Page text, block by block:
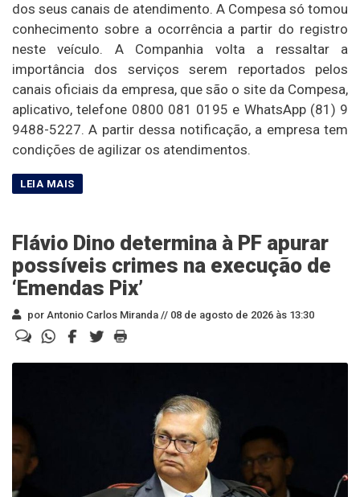
dos seus canais de atendimento. A Compesa só tomou
conhecimento sobre a ocorrência a partir do registro
neste veículo. A Companhia volta a ressaltar a
importância dos serviços serem reportados pelos
canais oficiais da empresa, que são o site da Compesa,
aplicativo, telefone 0800 081 0195 e WhatsApp (81) 9
9488-5227. A partir dessa notificação, a empresa tem
condições de agilizar os atendimentos.
Flávio Dino determina à PF apurar
possíveis crimes na execução de
‘Emendas Pix’
por Antonio Carlos Miranda // 08 de agosto de 2026 às 13:30